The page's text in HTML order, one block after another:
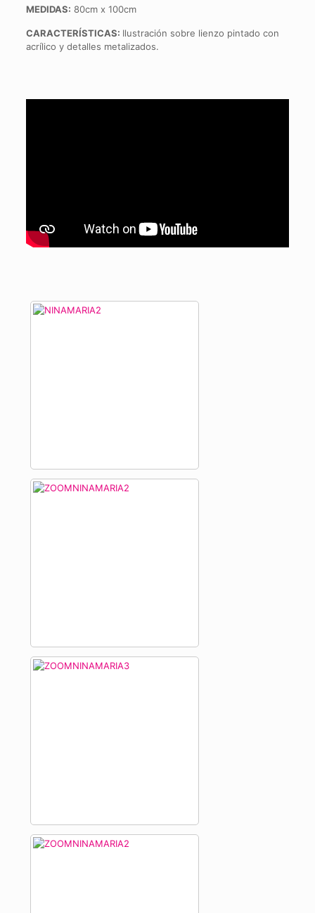
MEDIDAS: 80cm x 100cm
CARACTERÍSTICAS: Ilustración sobre lienzo pintado con
acrílico y detalles metalizados.